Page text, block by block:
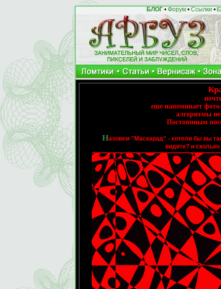
БЛОГ• Форум• Ссылки •
еше напоминает
алгоритмы
Постоянным
Назовем "Маскарад" - хотели бы вы
видите? и сколько